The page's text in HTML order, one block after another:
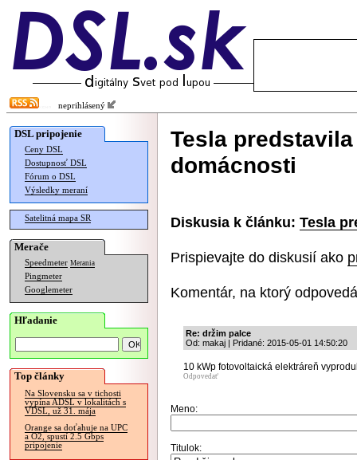
neprihlásený
DSL pripojenie
Ceny DSL
Dostupnosť DSL
Fórum o DSL
Výsledky meraní
Satelitná mapa SR
Merače
Speedmeter Merania
Pingmeter
Googlemeter
Hľadanie
Top články
Na Slovensku sa v tichosti
vypína ADSL v lokalitách s
VDSL, už 31. mája
Orange sa doťahuje na UPC
a O2, spustí 2.5 Gbps
pripojenie
Tesla
domácnosti
Diskusia k článku: Tesla
Prispievajte do diskusií ako
Komentár, na ktorý
Re: držim palce
Od: makaj | Pridané: 2015-05-01 14:50:20
10 kWp fotovoltaická elektráreň
Odpovedať
Meno:
Titulok: